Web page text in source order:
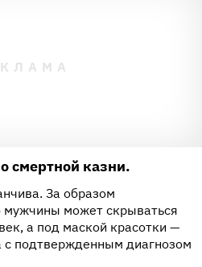
смертной казни.
За образом
мужчины может скрываться
а под маской красотки —
подтвержденным диагнозом